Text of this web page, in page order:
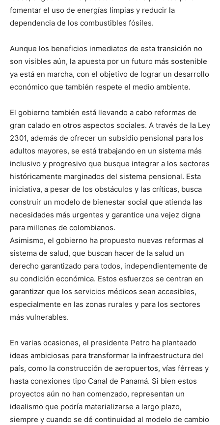
fomentar el uso de energías limpias y reducir la
dependencia de los combustibles fósiles.
Aunque los beneficios inmediatos de esta transición no
son visibles aún, la apuesta por un futuro más sostenible
ya está en marcha, con el objetivo de lograr un desarrollo
económico que también respete el medio ambiente.
El gobierno también está llevando a cabo reformas de
gran calado en otros aspectos sociales. A través de la Ley
2301, además de ofrecer un subsidio pensional para los
adultos mayores, se está trabajando en un sistema más
inclusivo y progresivo que busque integrar a los sectores
históricamente marginados del sistema pensional. Esta
iniciativa, a pesar de los obstáculos y las críticas, busca
construir un modelo de bienestar social que atienda las
necesidades más urgentes y garantice una vejez digna
para millones de colombianos.
Asimismo, el gobierno ha propuesto nuevas reformas al
sistema de salud, que buscan hacer de la salud un
derecho garantizado para todos, independientemente de
su condición económica. Estos esfuerzos se centran en
garantizar que los servicios médicos sean accesibles,
especialmente en las zonas rurales y para los sectores
más vulnerables.
En varias ocasiones, el presidente Petro ha planteado
ideas ambiciosas para transformar la infraestructura del
país, como la construcción de aeropuertos, vías férreas y
hasta conexiones tipo Canal de Panamá. Si bien estos
proyectos aún no han comenzado, representan un
idealismo que podría materializarse a largo plazo,
siempre y cuando se dé continuidad al modelo de cambio